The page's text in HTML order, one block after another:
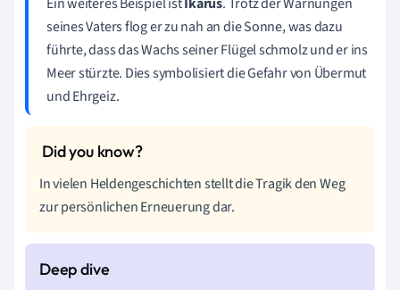
seines Vaters flog er zu nah an die Sonne, was dazu
führte, dass das Wachs seiner Flügel schmolz und er ins
Meer stürzte. Dies symbolisiert die Gefahr von Übermut
und Ehrgeiz.
In vielen Heldengeschichten stellt die Tragik den Weg
zur persönlichen Erneuerung dar.